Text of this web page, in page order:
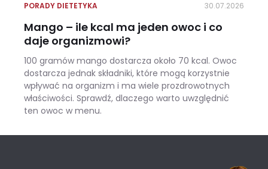
PORADY DIETETYKA 30.07.2026
Mango – ile kcal ma jeden owoc i co
daje organizmowi?
100 gramów mango dostarcza około 70 kcal. Owoc
dostarcza jednak składniki, które mogą korzystnie
wpływać na organizm i ma wiele prozdrowotnych
właściwości. Sprawdź, dlaczego warto uwzględnić
ten owoc w menu.